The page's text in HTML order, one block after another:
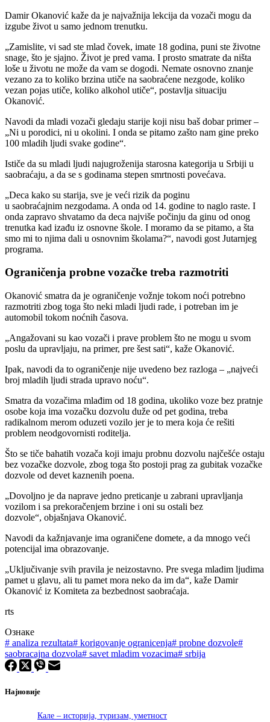
Damir Okanović kaže da je najvažnija lekcija da vozači mogu da
izgube život u samo jednom trenutku.
„Zamislite, vi sad ste mlad čovek, imate 18 godina, puni ste životne
snage, što je sjajno. Život je pred vama. I prosto smatrate da ništa
loše u životu ne može da vam se dogodi. Nemate osnovno znanje
vezano za to koliko brzina utiče na saobraćene nezgode, koliko
vezan pojas utiče, koliko alkohol utiče“, postavlja situaciju
Okanović.
Navodi da mladi vozači gledaju starije koji nisu baš dobar primer –
„Ni u porodici, ni u okolini. I onda se pitamo zašto nam gine preko
100 mladih ljudi svake godine“.
Ističe da su mladi ljudi najugroženija starosna kategorija u Srbiji u
saobraćaju, a da se s godinama stepen smrtnosti povećava.
„Deca kako su starija, sve je veći rizik da poginu
u saobraćajnim nezgodama. A onda od 14. godine to naglo raste. I
onda zapravo shvatamo da deca najviše počinju da ginu od onog
trenutka kad izađu iz osnovne škole. I moramo da se pitamo, a šta
smo mi to njima dali u osnovnim školama?“, navodi gost Jutarnjeg
programa.
Ograničenja probne vozačke treba razmotriti
Okanović smatra da je ograničenje vožnje tokom noći potrebno
razmotriti zbog toga što neki mladi ljudi rade, i potreban im je
automobil tokom noćnih časova.
„Angažovani su kao vozači i prave problem što ne mogu u svom
poslu da upravljaju, na primer, pre šest sati“, kaže Okanović.
Ipak, navodi da to ograničenje nije uvedeno bez razloga – „najveći
broj mladih ljudi strada upravo noću“.
Smatra da vozačima mlađim od 18 godina, ukoliko voze bez pratnje
osobe koja ima vozačku dozvolu duže od pet godina, treba
radikalnom merom oduzeti vozilo jer je to mera koja će rešiti
problem neodgovornisti roditelja.
Što se tiče bahatih vozača koji imaju probnu dozvolu najčešće ostaju
bez vozačke dozvole, zbog toga što postoji prag za gubitak vozačke
dozvole od devet kaznenih poena.
„Dovoljno je da naprave jedno preticanje u zabrani upravljanja
vozilom i sa prekoračenjem brzine i oni su ostali bez
dozvole“, objašnjava Okanović.
Navodi da kažnjavanje ima ograničene domete, a da mnogo veći
potencijal ima obrazovanje.
„Uključivanje svih pravila je neizostavno. Pre svega mladim ljudima
pamet u glavu, ali tu pamet mora neko da im da“, kaže Damir
Okanović iz Komiteta za bezbednost saobraćaja.
rts
Ознаке
# analiza rezultata# korigovanje ogranicenja# probne dozvole#
saobracajna dozvola# savet mladim vozacima# srbija
Најновије
Кале – историја, туризам, уметност